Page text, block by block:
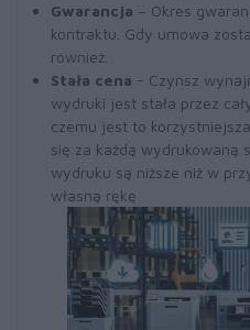
Gwarancja – Okres
kontraktu. Gdy umowa
również.
Stała cena - Czynsz
wydruki jest stała przez
czemu jest to
się za każdą wydrukowaną
wydruku są niższe niż w
własną rękę